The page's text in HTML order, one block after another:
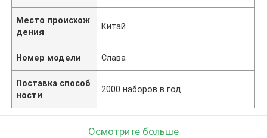
Место происхож
дения
Китай
Номер модели Слава
Поставка способ
ности
2000 наборов в год
Осмотрите больше